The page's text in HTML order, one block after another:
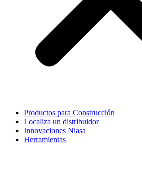
Productos para Construcción
Localiza un distribuidor
Innovaciones Niasa
Herramientas